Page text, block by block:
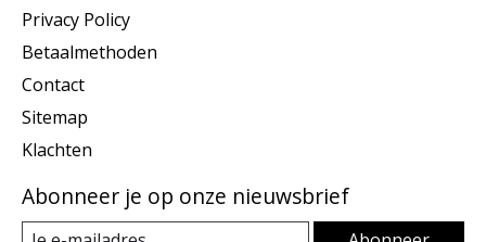
Privacy Policy
Betaalmethoden
Contact
Sitemap
Klachten
Abonneer je op onze nieuwsbrief